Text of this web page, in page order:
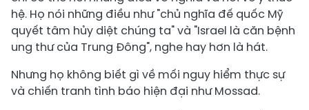
hệ. Họ nói những điều như "chủ nghĩa đế quốc Mỹ
quyết tâm hủy diệt chúng ta" và "Israel là căn bệnh
ung thư của Trung Đông", nghe hay hơn là hát.
Nhưng họ không biết gì về mối nguy hiểm thực sự
và chiến tranh tình báo hiện đại như Mossad.